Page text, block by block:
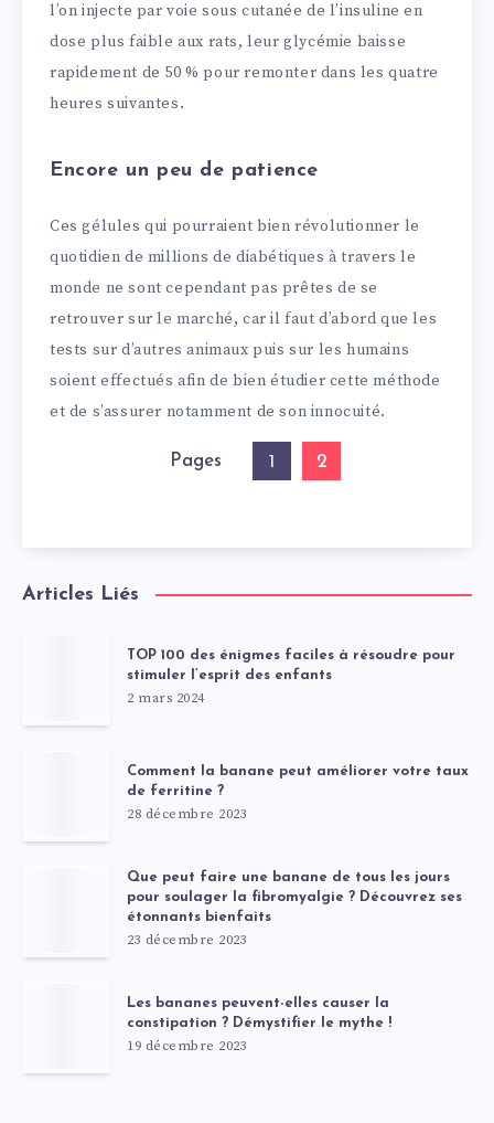
l’on injecte par voie sous cutanée de l’insuline en
dose plus faible aux rats, leur glycémie baisse
rapidement de 50 % pour remonter dans les quatre
heures suivantes.
Encore un peu de patience
Ces gélules qui pourraient bien révolutionner le
quotidien de millions de diabétiques à travers le
monde ne sont cependant pas prêtes de se
retrouver sur le marché, car il faut d’abord que les
tests sur d’autres animaux puis sur les humains
soient effectués afin de bien étudier cette méthode
et de s’assurer notamment de son innocuité.
Pages 1 2
Articles Liés
TOP 100 des énigmes faciles à résoudre pour
stimuler l’esprit des enfants
2 mars 2024
Comment la banane peut améliorer votre taux
de ferritine ?
28 décembre 2023
Que peut faire une banane de tous les jours
pour soulager la fibromyalgie ? Découvrez ses
étonnants bienfaits
23 décembre 2023
Les bananes peuvent-elles causer la
constipation ? Démystifier le mythe !
19 décembre 2023